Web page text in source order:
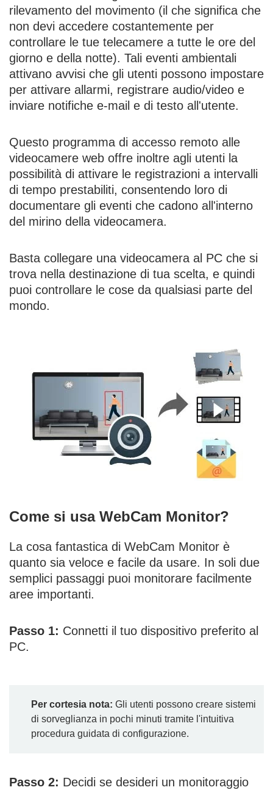
rilevamento del movimento (il che significa che
non devi accedere costantemente per
controllare le tue telecamere a tutte le ore del
giorno e della notte). Tali eventi ambientali
attivano avvisi che gli utenti possono impostare
per attivare allarmi, registrare audio/video e
inviare notifiche e-mail e di testo all'utente.
Questo programma di accesso remoto alle
videocamere web offre inoltre agli utenti la
possibilità di attivare le registrazioni a intervalli
di tempo prestabiliti, consentendo loro di
documentare gli eventi che cadono all'interno
del mirino della videocamera.
Basta collegare una videocamera al PC che si
trova nella destinazione di tua scelta, e quindi
puoi controllare le cose da qualsiasi parte del
mondo.
Come si usa WebCam Monitor?
La cosa fantastica di WebCam Monitor è
quanto sia veloce e facile da usare. In soli due
semplici passaggi puoi monitorare facilmente
aree importanti.
Passo 1: Connetti il tuo dispositivo preferito al
PC.
Per cortesia nota: Gli utenti possono creare sistemi
di sorveglianza in pochi minuti tramite l'intuitiva
procedura guidata di configurazione.
Passo 2: Decidi se desideri un monitoraggio